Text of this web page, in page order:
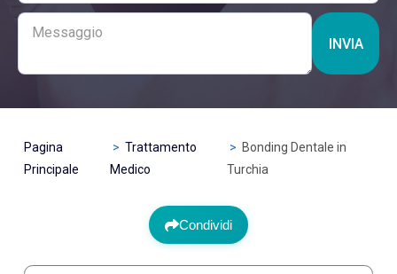
INVIA
Pagina
Principale
Trattamento
Medico
Bonding Dentale in
Turchia
Condividi